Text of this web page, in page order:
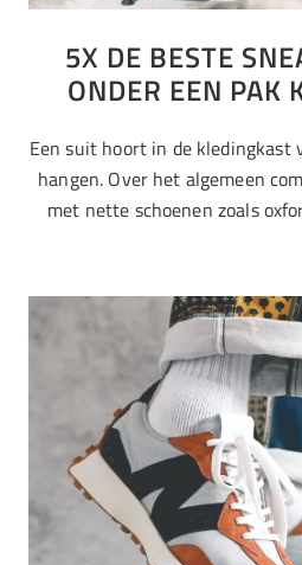
5X DE BESTE
ONDER EEN PAK
Een suit hoort in de kledingkast
hangen. Over het algemeen
met nette schoenen zoals